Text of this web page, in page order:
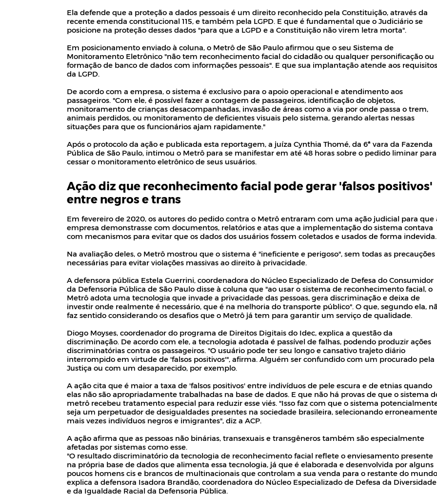
Ela defende que a proteção a dados pessoais é um direito reconhecido pela Constituição, através da
recente emenda constitucional 115, e também pela LGPD. E que é fundamental que o Judiciário se
posicione na proteção desses dados "para que a LGPD e a Constituição não virem letra morta".
Em posicionamento enviado à coluna, o Metrô de São Paulo afirmou que o seu Sistema de
Monitoramento Eletrônico "não tem reconhecimento facial do cidadão ou qualquer personificação ou
formação de banco de dados com informações pessoais". E que sua implantação atende aos requisitos
da LGPD.
De acordo com a empresa, o sistema é exclusivo para o apoio operacional e atendimento aos
passageiros. "Com ele, é possível fazer a contagem de passageiros, identificação de objetos,
monitoramento de crianças desacompanhadas, invasão de áreas como a via por onde passa o trem,
animais perdidos, ou monitoramento de deficientes visuais pelo sistema, gerando alertas nessas
situações para que os funcionários ajam rapidamente."
Após o protocolo da ação e publicada esta reportagem, a juíza Cynthia Thomé, da 6ª vara da Fazenda
Pública de São Paulo, intimou o Metrô para se manifestar em até 48 horas sobre o pedido liminar para
cessar o monitoramento eletrônico de seus usuários.
Ação diz que reconhecimento facial pode gerar 'falsos positivos'
entre negros e trans
Em fevereiro de 2020, os autores do pedido contra o Metrô entraram com uma ação judicial para que
empresa demonstrasse com documentos, relatórios e atas que a implementação do sistema contava
com mecanismos para evitar que os dados dos usuários fossem coletados e usados de forma indevida.
Na avaliação deles, o Metrô mostrou que o sistema é "ineficiente e perigoso", sem todas as precauções
necessárias para evitar violações massivas ao direito à privacidade.
A defensora pública Estela Guerrini, coordenadora do Núcleo Especializado de Defesa do Consumidor
da Defensoria Pública de São Paulo disse à coluna que "ao usar o sistema de reconhecimento facial, o
Metrô adota uma tecnologia que invade a privacidade das pessoas, gera discriminação e deixa de
investir onde realmente é necessário, que é na melhoria do transporte público". O que, segundo ela,
faz sentido considerando os desafios que o Metrô já tem para garantir um serviço de qualidade.
Diogo Moyses, coordenador do programa de Direitos Digitais do Idec, explica a questão da
discriminação. De acordo com ele, a tecnologia adotada é passível de falhas, podendo produzir ações
discriminatórias contra os passageiros. "O usuário pode ter seu longo e cansativo trajeto diário
interrompido em virtude de 'falsos positivos'", afirma. Alguém ser confundido com um procurado pela
Justiça ou com um desaparecido, por exemplo.
A ação cita que é maior a taxa de 'falsos positivos' entre indivíduos de pele escura e de etnias quando
elas não são apropriadamente trabalhadas na base de dados. E que não há provas de que o sistema
metrô recebeu tratamento especial para reduzir esse viés. "Isso faz com que o sistema
seja um perpetuador de desigualdades presentes na sociedade brasileira, selecionando erroneamente
mais vezes indivíduos negros e imigrantes", diz a ACP.
A ação afirma que as pessoas não binárias, transexuais e transgêneros também são especialmente
afetadas por sistemas como esse.
"O resultado discriminatório da tecnologia de reconhecimento facial reflete o enviesamento presente
na própria base de dados que alimenta essa tecnologia, já que é elaborada e desenvolvida por alguns
poucos homens cis e brancos de multinacionais que controlam a sua venda para o restante do
explica a defensora Isadora Brandão, coordenadora do Núcleo Especializado de Defesa da Diversidade
e da Igualdade Racial da Defensoria Pública.